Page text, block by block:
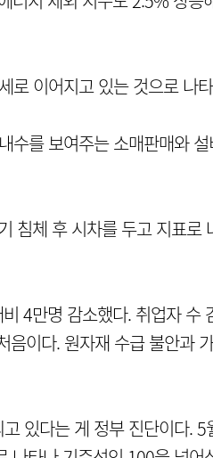
로 이어지고 있는 것으로 나
수를 보여주는 소매판매와
침체 후 시차를 두고 지표로
4만명 감소했다. 취업자 수
이다. 원자재 수급 불안과
있다는 게 정부 진단이다.